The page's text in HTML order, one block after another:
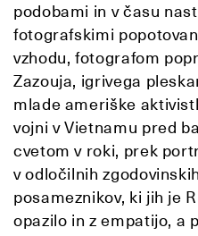
podobami in v času
fotografskimi
vzhodu, fotografom
Zazouja, igrivega
mlade ameriške
vojni v Vietnamu pred
cvetom v roki, prek
v odločilnih
posameznikov, ki jih je
opazilo in z empatijo, a